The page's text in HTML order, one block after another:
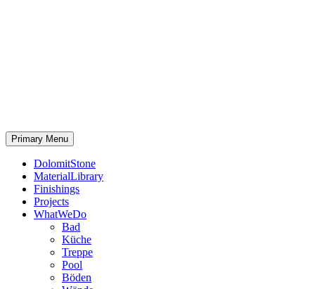
Primary Menu
DolomitStone
MaterialLibrary
Finishings
Projects
WhatWeDo
Bad
Küche
Treppe
Pool
Böden